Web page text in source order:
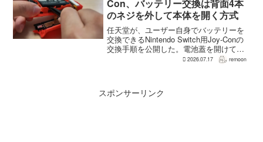
Con、バッテリー交換は背面4本
のネジを外して本体を開く方式
任天堂が、ユーザー自身でバッテリーを
交換できるNintendo Switch用Joy-Conの
交換手順を公開した。電池蓋を開けて入
れ替える方式ではなく、背面のネジ4本を
2026.07.17 remoon
スポンサーリンク